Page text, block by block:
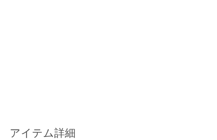
アイテム詳細